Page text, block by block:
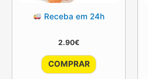
Receba em 24h
2.90€
COMPRAR